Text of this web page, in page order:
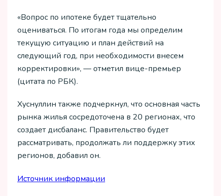
«Вопрос по ипотеке будет тщательно
оцениваться. По итогам года мы определим
текущую ситуацию и план действий на
следующий год, при необходимости внесем
корректировки», — отметил вице-премьер
(цитата по РБК).
Хуснуллин также подчеркнул, что основная часть
рынка жилья сосредоточена в 20 регионах, что
создает дисбаланс. Правительство будет
рассматривать, продолжать ли поддержку этих
регионов, добавил он.
Источник информации